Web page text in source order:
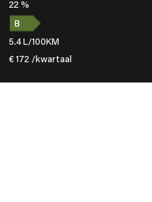
22 %
5.4 L/100KM
€ 172 /kwartaal